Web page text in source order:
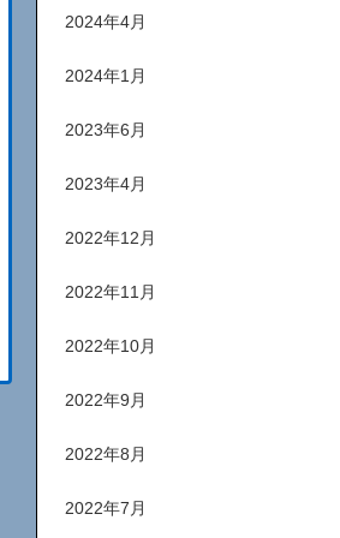
2024年4月
2024年1月
2023年6月
2023年4月
2022年12月
2022年11月
2022年10月
2022年9月
2022年8月
2022年7月